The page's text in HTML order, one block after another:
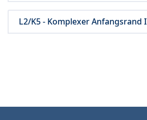
L2/K5 - Komplexer Anfangsrand I